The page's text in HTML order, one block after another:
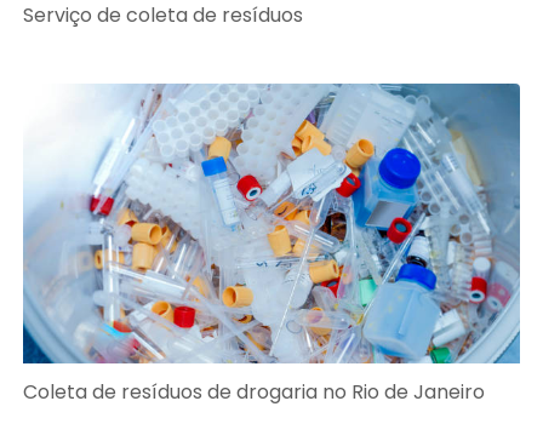
Serviço de coleta de resíduos
Coleta de resíduos de drogaria no Rio de Janeiro